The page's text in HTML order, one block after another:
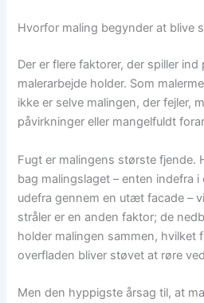
Hvorfor maling begynder at blive
Der er flere faktorer, der spiller
malerarbejde holder. Som
ikke er selve malingen, der fejler,
påvirkninger eller mangelfuldt
Fugt er malingens største fjende.
bag malingslaget – enten indefra
udefra gennem en utæt facade –
stråler er en anden faktor; de
holder malingen sammen, hvilket
overfladen bliver støvet at røre
Men den hyppigste årsag til, at